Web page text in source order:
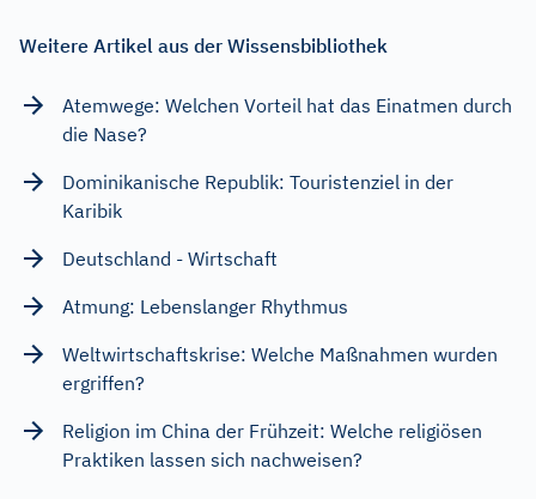
Weitere Artikel aus der Wissensbibliothek
Atemwege: Welchen Vorteil hat das Einatmen durch
die Nase?
Dominikanische Republik: Touristenziel in der
Karibik
Deutschland - Wirtschaft
Atmung: Lebenslanger Rhythmus
Weltwirtschaftskrise: Welche Maßnahmen wurden
ergriffen?
Religion im China der Frühzeit: Welche religiösen
Praktiken lassen sich nachweisen?